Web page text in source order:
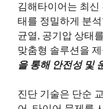
김해타이어는 최
태를 정밀하게 분
균열, 공기압 상태
맞춤형 솔루션을
을 통해 안전성 및
진단 기술은 단순